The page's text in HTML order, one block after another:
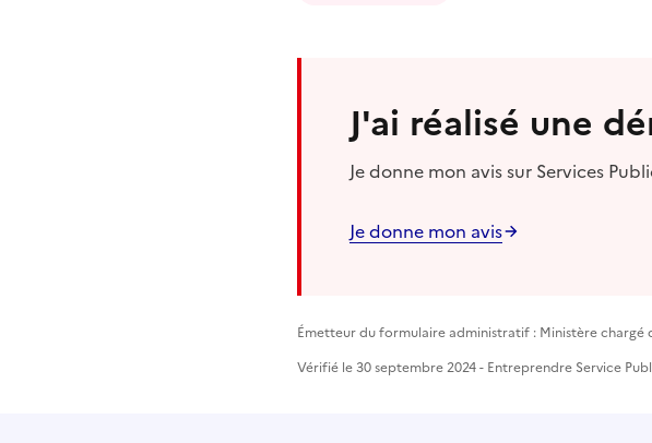
J'ai réalisé une
Je donne mon avis sur Services
Je donne mon avis
Émetteur du formulaire administratif : Ministère chargé
Vérifié le 30 septembre 2024 - Entreprendre Service